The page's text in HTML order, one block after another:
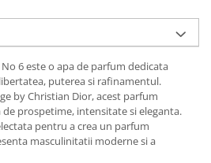
6 este o apa de parfum dedicata
puterea si rafinamentul.
by Christian Dior, acest parfum
prospetime, intensitate si eleganta.
pentru a crea un parfum
masculinitatii moderne si a